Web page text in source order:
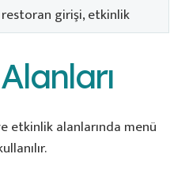
girişi, etkinlik
etkinlik alanlarında menü